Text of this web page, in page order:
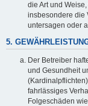
die Art und
insbesondere die
untersagen oder
5.
Der Betreiber
und Gesundheit
fahrlässiges
Folgeschäden